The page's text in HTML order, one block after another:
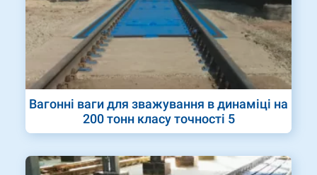
Вагонні ваги для зважування в динаміці на
200 тонн класу точності 5